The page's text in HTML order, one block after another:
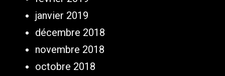
janvier 2019
décembre 2018
novembre 2018
octobre 2018